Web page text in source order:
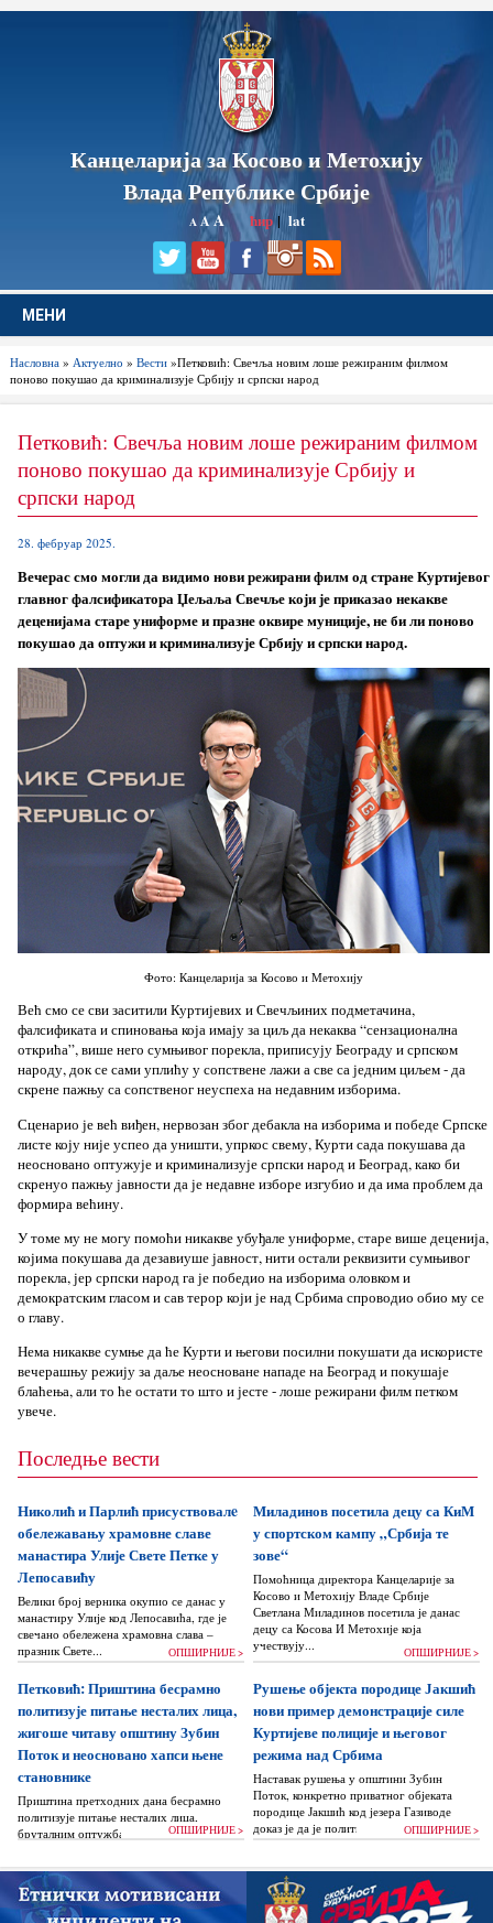
Канцеларија за Косово и Метохију
Влада Републике Србије
A AA ћир|lat
МЕНИ
Насловна» Актуелно » Вести»Петковић: Свечља новим лоше режираним филмом
поново покушао да криминализује Србију и српски народ
Петковић: Свечља новим лоше режираним филмом
поново покушао да криминализује Србију и
српски народ
28. фебруар 2025.
Вечерас смо могли да видимо нови режирани филм од стране Куртијевог
главног фалсификатора Џељаља Свечље који је приказао некакве
деценијама старе униформе и празне оквире муниције, не би ли поново
покушао да оптужи и криминализује Србију и српски народ.
Фото: Канцеларија за Косово и Метохију
Већ смо се сви заситили Куртијевих и Свечљиних подметачина,
фалсификата и спиновања која имају за циљ да некаква “сензационална
открића”, више него сумњивог порекла, приписују Београду и српском
народу, док се сами уплићу у сопствене лажи а све са једним циљем - да
скрене пажњу са сопственог неуспеха на недавним изборима.
Сценарио је већ виђен, нервозан због дебакла на изборима и победе Српске
листе коју није успео да уништи, упркос свему, Курти сада покушава да
неосновано оптужује и криминализује српски народ и Београд, како би
скренуо пажњу јавности да је недавне изборе изгубио и да има проблем да
формира већину.
У томе му не могу помоћи никакве убуђале униформе, старе више деценија,
којима покушава да дезавиуше јавност, нити остали реквизити сумњивог
порекла, јер српски народ га је победио на изборима оловком и
демократским гласом и сав терор који је над Србима спроводио обио му се
о главу.
Нема никакве сумње да ће Курти и његови посилни покушати да искористе
вечерашњу режију за даље неосноване нападе на Београд и покушаје
блаћења, али то ће остати то што и јесте - лоше режирани филм петком
увече.
Последње вести
Николић и Парлић присуствовалe
обележавању храмовне славе
манастира Улије Свете Петке у
Лепосавићу
Велики број верника окупио се данас у
манастиру Улије код Лепосавића, где је
свечано обележена храмовна слава –
празник Свете...
ОПШИРНИЈЕ >
Миладинов посетила децу са КиМ
у спортском кампу „Србија те
зове“
Помоћница директора Канцеларије за
Косово и Метохију Владе Србије
Светлана Миладинов посетила је данас
децу са Косова И Метохије која
учествују...
ОПШИРНИЈЕ >
Петковић: Приштина бесрамно
политизује питање несталих лица,
жигоше читаву општину Зубин
Поток и неосновано хапси њене
становнике
Приштина претходних дана бесрамно
политизује питање несталих лица,
бруталним оптужбама на рачун Београда
жигоше...
ОПШИРНИЈЕ >
Рушење објекта породице Јакшић
нови пример демонстрације силе
Куртијеве полиције и његовог
режима над Србима
Наставак рушења у општини Зубин
Поток, конкретно приватног објеката
породице Јакшић код језера Газиводе
доказ је да је политика Аљбина Куртија...
ОПШИРНИЈЕ >